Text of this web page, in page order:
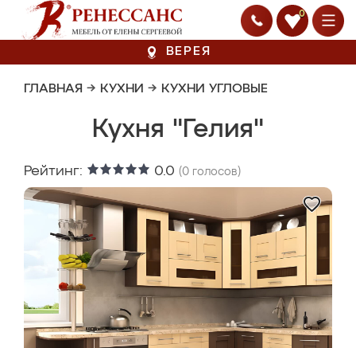
0
ВЕРЕЯ
ГЛАВНАЯ → КУХНИ → КУХНИ УГЛОВЫЕ
Кухня "Гелия"
Рейтинг: 0.0 (0 голосов)